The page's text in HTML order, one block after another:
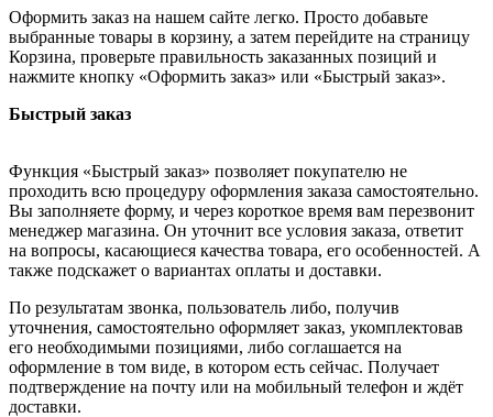
Оформить заказ на нашем сайте легко. Просто добавьте
выбранные товары в корзину, а затем перейдите на страницу
Корзина, проверьте правильность заказанных позиций и
нажмите кнопку «Оформить заказ» или «Быстрый заказ».
Быстрый заказ
Функция «Быстрый заказ» позволяет покупателю не
проходить всю процедуру оформления заказа самостоятельно.
Вы заполняете форму, и через короткое время вам перезвонит
менеджер магазина. Он уточнит все условия заказа, ответит
на вопросы, касающиеся качества товара, его особенностей. А
также подскажет о вариантах оплаты и доставки.
По результатам звонка, пользователь либо, получив
уточнения, самостоятельно оформляет заказ, укомплектовав
его необходимыми позициями, либо соглашается на
оформление в том виде, в котором есть сейчас. Получает
подтверждение на почту или на мобильный телефон и ждёт
доставки.